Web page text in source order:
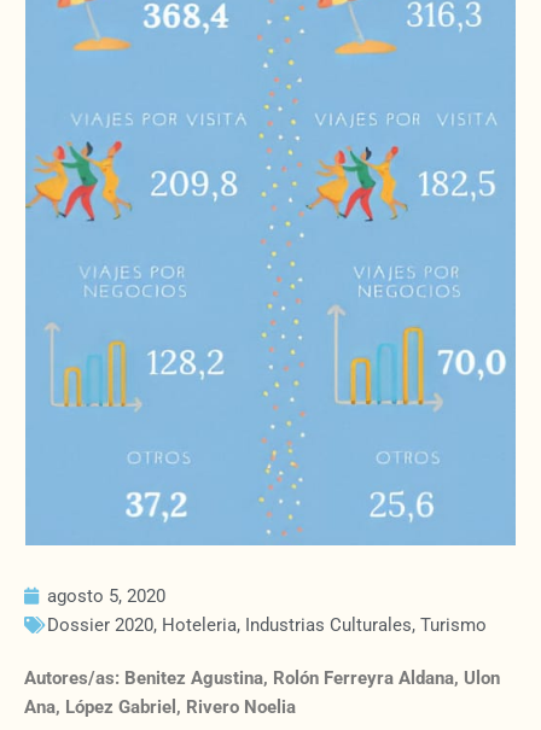
agosto 5, 2020
Dossier 2020, Hoteleria, Industrias Culturales, Turismo
Autores/as: Benitez Agustina, Rolón Ferreyra Aldana, Ulon
Ana, López Gabriel, Rivero Noelia